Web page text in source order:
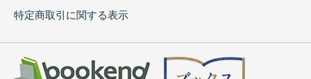
特定商取引に関する表示